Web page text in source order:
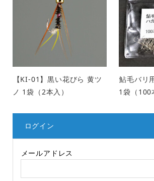
【KI-01】黒い花びら 黄ツ
ノ 1袋（2本入）
鮎毛バリ
1袋（100
ログイン
メールアドレス